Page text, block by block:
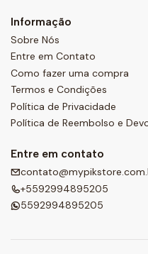
Informação
Sobre Nós
Entre em Contato
Como fazer uma compra
Termos e Condições
Política de Privacidade
Política de Reembolso e
Entre em contato
+5592994895205
5592994895205